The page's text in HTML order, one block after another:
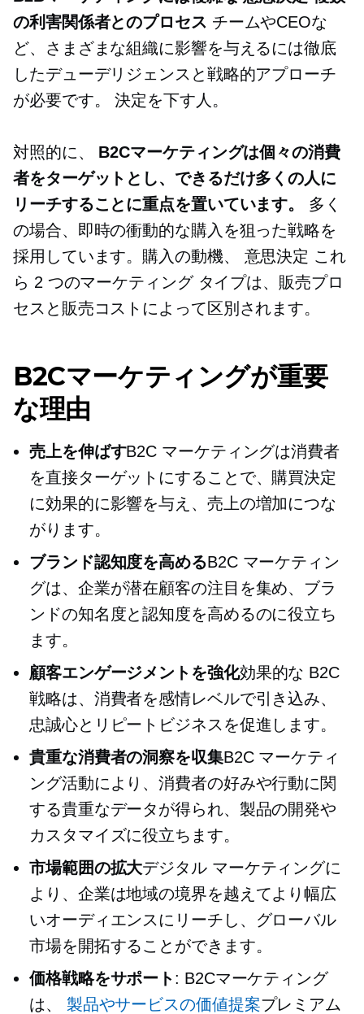
の利害関係者とのプロセス チームやCEOな
ど、さまざまな組織に影響を与えるには徹底
したデューデリジェンスと戦略的アプローチ
が必要です。決定を下す人。
対照的に、 B2Cマーケティングは個々の消費
者をターゲットとし、できるだけ多くの人に
リーチすることに重点を置いています。
多く
の場合、即時の衝動的な購入を狙った戦略を
採用しています。購入の動機、 意思決定 これ
ら 2 つのマーケティング タイプは、販売プロ
セスと販売コストによって区別されます。
B2Cマーケティングが重要
な理由
売上を伸ばすB2C マーケティングは消費者
を直接ターゲットにすることで、購買決定
に効果的に影響を与え、売上の増加につな
がります。
ブランド認知度を高めるB2C マーケティン
グは、企業が潜在顧客の注目を集め、ブラ
ンドの知名度と認知度を高めるのに役立ち
ます。
顧客エンゲージメントを強化効果的な B2C
戦略は、消費者を感情レベルで引き込み、
忠誠心とリピートビジネスを促進します。
貴重な消費者の洞察を収集B2C マーケティ
ング活動により、消費者の好みや行動に関
する貴重なデータが得られ、製品の開発や
カスタマイズに役立ちます。
市場範囲の拡大デジタル マーケティングに
より、企業は地域の境界を越えてより幅広
いオーディエンスにリーチし、グローバル
市場を開拓することができます。
価格戦略をサポート: B2Cマーケティング
は、 製品やサービスの価値提案プレミアム